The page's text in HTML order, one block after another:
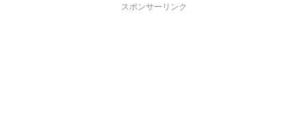
スポンサーリンク